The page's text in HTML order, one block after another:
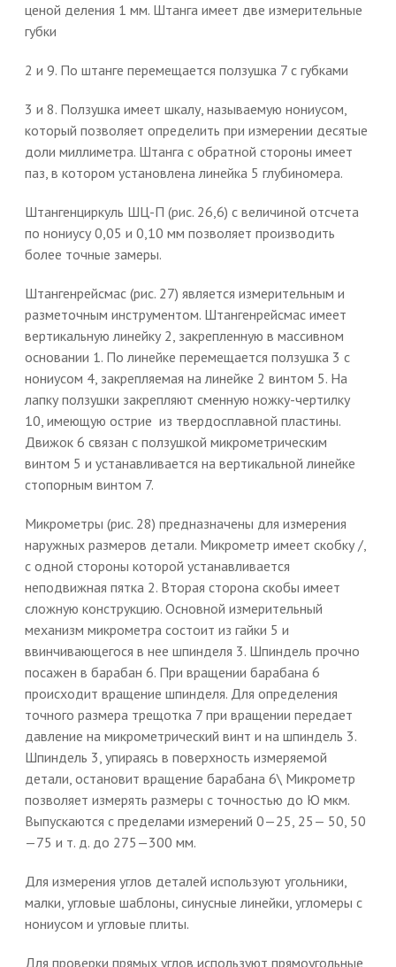
ценой деления 1 мм. Штанга имеет две измерительные
губки
2 и 9. По штанге перемещается ползушка 7 с губками
3 и 8. Ползушка имеет шкалу, называемую нониусом,
который позволяет определить при измерении десятые
доли миллиметра. Штанга с обратной стороны имеет
паз, в котором установлена линейка 5 глубиномера.
Штангенциркуль ШЦ-П (рис. 26,6) с величиной отсчета
по нониусу 0,05 и 0,10 мм позволяет производить
более точные замеры.
Штангенрейсмас (рис. 27) является измерительным и
разметочным инструментом. Штангенрейсмас имеет
вертикальную линейку 2, закрепленную в массивном
основании 1. По линейке перемещается ползушка 3 с
нониусом 4, закрепляемая на линейке 2 винтом 5. На
лапку ползушки закрепляют сменную ножку-чертилку
10, имеющую острие из твердосплавной пластины.
Движок 6 связан с ползушкой микрометрическим
винтом 5 и устанавливается на вертикальной линейке
стопорным винтом 7.
Микрометры (рис. 28) предназначены для измерения
наружных размеров детали. Микрометр имеет скобку /,
с одной стороны которой устанавливается
неподвижная пятка 2. Вторая сторона скобы имеет
сложную конструкцию. Основной измерительный
механизм микрометра состоит из гайки 5 и
ввинчивающегося в нее шпинделя 3. Шпиндель прочно
посажен в барабан 6. При вращении барабана 6
происходит вращение шпинделя. Для определения
точного размера трещотка 7 при вращении передает
давление на микрометрический винт и на шпиндель 3.
Шпиндель 3, упираясь в поверхность измеряемой
детали, остановит вращение барабана 6\ Микрометр
позволяет измерять размеры с точностью до Ю мкм.
Выпускаются с пределами измерений 0—25, 25— 50, 50
—75 и т. д. до 275—300 мм.
Для измерения углов деталей используют угольники,
малки, угловые шаблоны, синусные линейки, угломеры с
нониусом и угловые плиты.
Для проверки прямых углов используют прямоугольные